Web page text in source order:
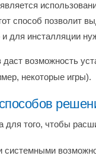
способ позволит
для инсталляции
возможность
некоторые игры).
для того, чтобы
системными